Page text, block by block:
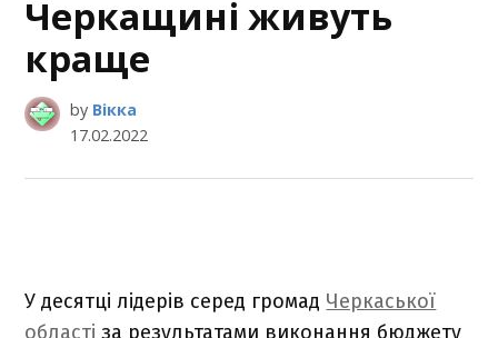
Черкащині живуть
краще
by Вікка
17.02.2022
У десятці лідерів серед громад Черкаської
області за результатами виконання бюджету